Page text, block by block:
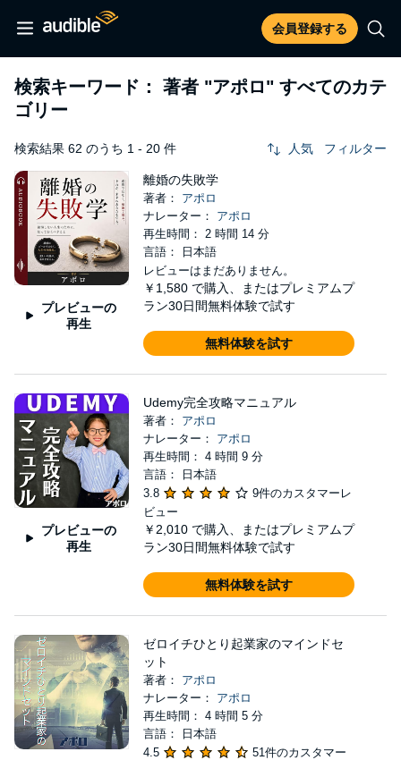
会員登録する
検索キーワード： 著者 "アポロ" すべてのカテ
ゴリー
検索結果 62 のうち 1 - 20 件 人気 フィルター
プレビューの
再生
離婚の失敗学
著者： アポロ
ナレーター： アポロ
再生時間： 2 時間 14 分
言語： 日本語
レビューはまだありません。
￥1,580 で購入、またはプレミアムプ
ラン30日間無料体験で試す
無料体験を試す
プレビューの
再生
Udemy完全攻略マニュアル
著者： アポロ
ナレーター： アポロ
再生時間： 4 時間 9 分
言語： 日本語
3.8
9件のカスタマーレ
ビュー
￥2,010 で購入、またはプレミアムプ
ラン30日間無料体験で試す
無料体験を試す
ゼロイチひとり起業家のマインドセ
ット
著者： アポロ
ナレーター： アポロ
再生時間： 4 時間 5 分
言語： 日本語
4.5
51件のカスタマー